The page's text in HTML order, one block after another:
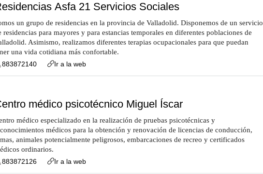
Asfa 21 Servicios Sociales
un grupo de residencias en la provincia de Valladolid. Disponemos de un servicio
residencias para mayores y para estancias temporales en diferentes poblaciones de
Asimismo, realizamos diferentes terapias ocupacionales para que puedan
una vida cotidiana más confortable.
883872140
Ir a la web
médico psicotécnico Miguel Íscar
médico especializado en la realización de pruebas psicotécnicas y
médicos para la obtención y renovación de licencias de conducción,
animales potencialmente peligrosos, embarcaciones de recreo y certificados
ordinarios.
883872126
Ir a la web